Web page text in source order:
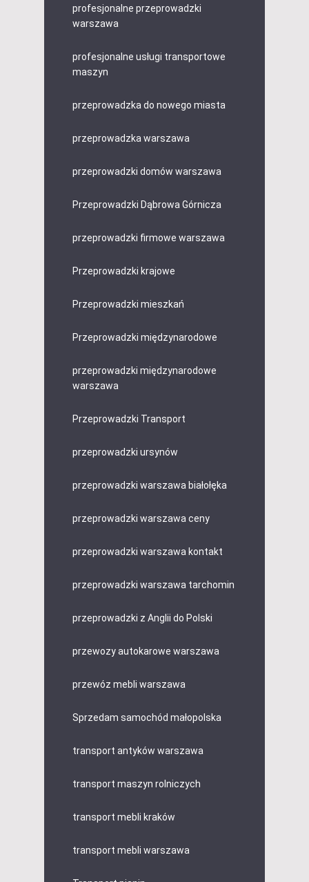
profesjonalne przeprowadzki
warszawa
profesjonalne usługi transportowe
maszyn
przeprowadzka do nowego miasta
przeprowadzka warszawa
przeprowadzki domów warszawa
Przeprowadzki Dąbrowa Górnicza
przeprowadzki firmowe warszawa
Przeprowadzki krajowe
Przeprowadzki mieszkań
Przeprowadzki międzynarodowe
przeprowadzki międzynarodowe
warszawa
Przeprowadzki Transport
przeprowadzki ursynów
przeprowadzki warszawa białołęka
przeprowadzki warszawa ceny
przeprowadzki warszawa kontakt
przeprowadzki warszawa tarchomin
przeprowadzki z Anglii do Polski
przewozy autokarowe warszawa
przewóz mebli warszawa
Sprzedam samochód małopolska
transport antyków warszawa
transport maszyn rolniczych
transport mebli kraków
transport mebli warszawa